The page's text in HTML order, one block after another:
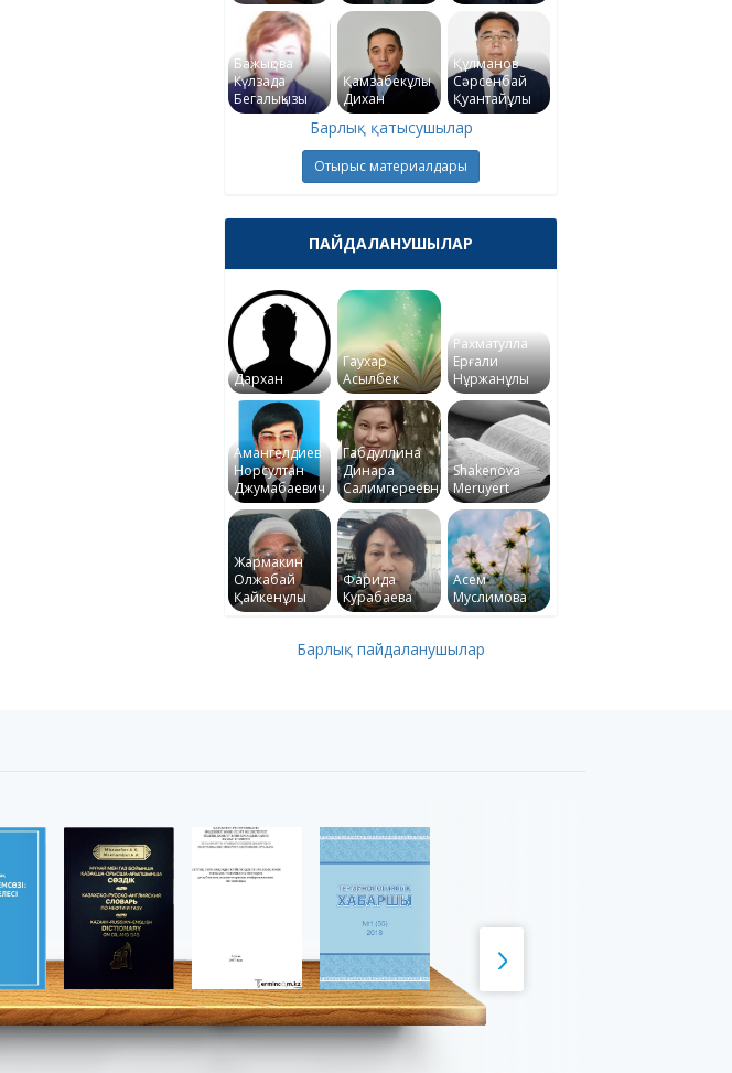
Бажықова
Күлзада
Бегалықызы
Қамзабекұлы
Дихан
Құлманов
Сәрсенбай
Қуантайұлы
Барлық қатысушылар
Отырыс материалдары
ПАЙДАЛАНУШЫЛАР
Дархан
Гаухар
Асылбек
Рахматулла
Ерғали
Нұржанұлы
Амангелдиев
Норсултан
Джумабаевич
Габдуллина
Динара
Салимгереевна
Shakenova
Meruyert
Жармакин
Олжабай
Қайкенұлы
Фарида
Курабаева
Асем
Муслимова
Барлық пайдаланушылар